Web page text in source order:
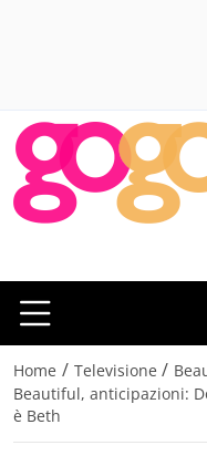
Home / Televisione /
Beautiful, anticipazioni:
è Beth